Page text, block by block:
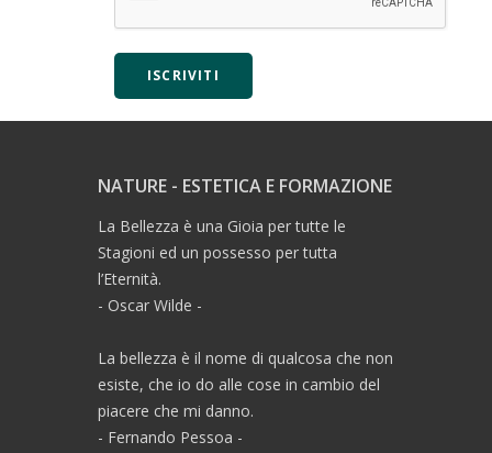
ISCRIVITI
NATURE - ESTETICA E FORMAZIONE
La Bellezza è una Gioia per tutte le
Stagioni ed un possesso per tutta
l’Eternità.
- Oscar Wilde -
La bellezza è il nome di qualcosa che non
esiste, che io do alle cose in cambio del
piacere che mi danno.
- Fernando Pessoa -